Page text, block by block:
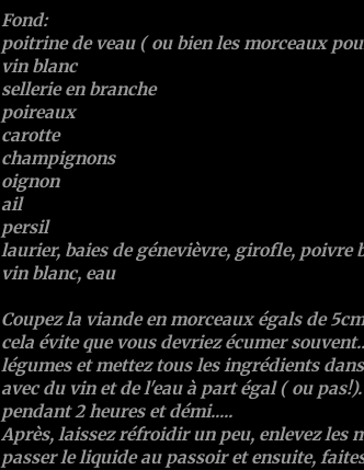
Fond:
poitrine de veau ( ou bien les morceaux
vin blanc
sellerie en branche
poireaux
carotte
champignons
oignon
ail
persil
laurier, baies de génevièvre, girofle, poivre
vin blanc, eau
Coupez la viande en morceaux égals de
cela évite que vous devriez écumer
légumes et mettez tous les ingrédients
avec du vin et de l'eau à part égal ( ou
pendant 2 heures et démi.....
Après, laissez réfroidir un peu, enlevez les
passer le liquide au passoir et ensuite,